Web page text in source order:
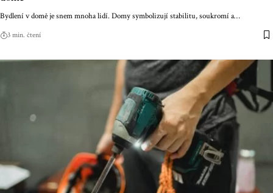
Bydlení v domě je snem mnoha lidí. Domy symbolizují stabilitu, soukromí a…
3 min. čtení